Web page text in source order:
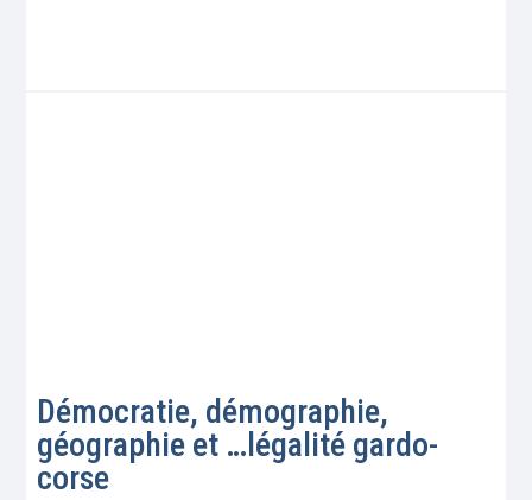
Démocratie, démographie,
géographie et …légalité gardo-
corse